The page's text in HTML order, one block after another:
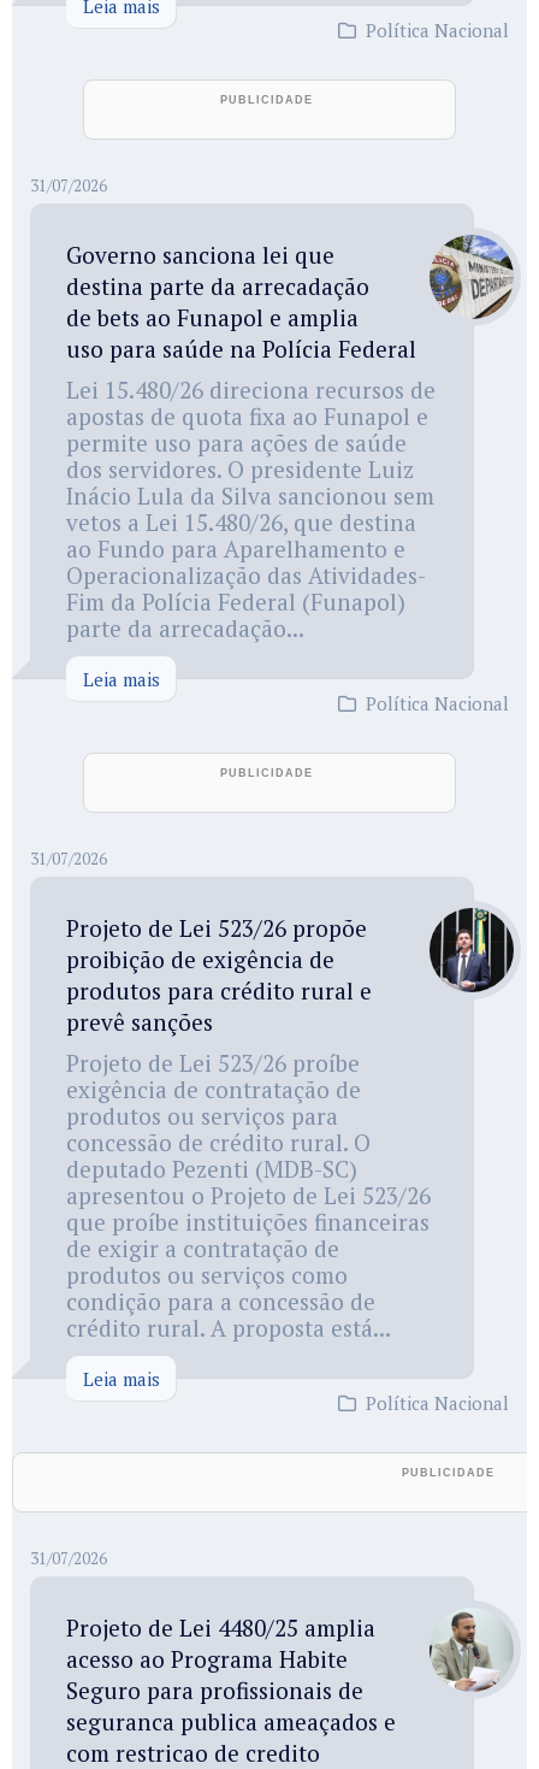
Leia mais
Política Nacional
31/07/2026
Governo sanciona lei que
destina parte da arrecadação
de bets ao Funapol e amplia
uso para saúde na Polícia Federal
Lei 15.480/26 direciona recursos de
apostas de quota fixa ao Funapol e
permite uso para ações de saúde
dos servidores. O presidente Luiz
Inácio Lula da Silva sancionou sem
vetos a Lei 15.480/26, que destina
ao Fundo para Aparelhamento e
Operacionalização das Atividades-
Fim da Polícia Federal (Funapol)
parte da arrecadação...
Leia mais
Política Nacional
31/07/2026
Projeto de Lei 523/26 propõe
proibição de exigência de
produtos para crédito rural e
prevê sanções
Projeto de Lei 523/26 proíbe
exigência de contratação de
produtos ou serviços para
concessão de crédito rural. O
deputado Pezenti (MDB-SC)
apresentou o Projeto de Lei 523/26
que proíbe instituições financeiras
de exigir a contratação de
produtos ou serviços como
condição para a concessão de
crédito rural. A proposta está...
Leia mais
Política Nacional
31/07/2026
Projeto de Lei 4480/25 amplia
acesso ao Programa Habite
Seguro para profissionais de
seguranca publica ameaçados e
com restricao de credito